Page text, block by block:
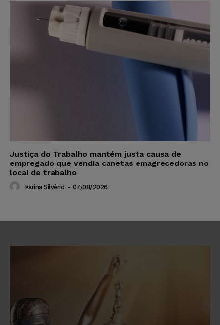
Justiça do Trabalho mantém justa causa de
empregado que vendia canetas emagrecedoras no
local de trabalho
Karina Silvério - 07/08/2026